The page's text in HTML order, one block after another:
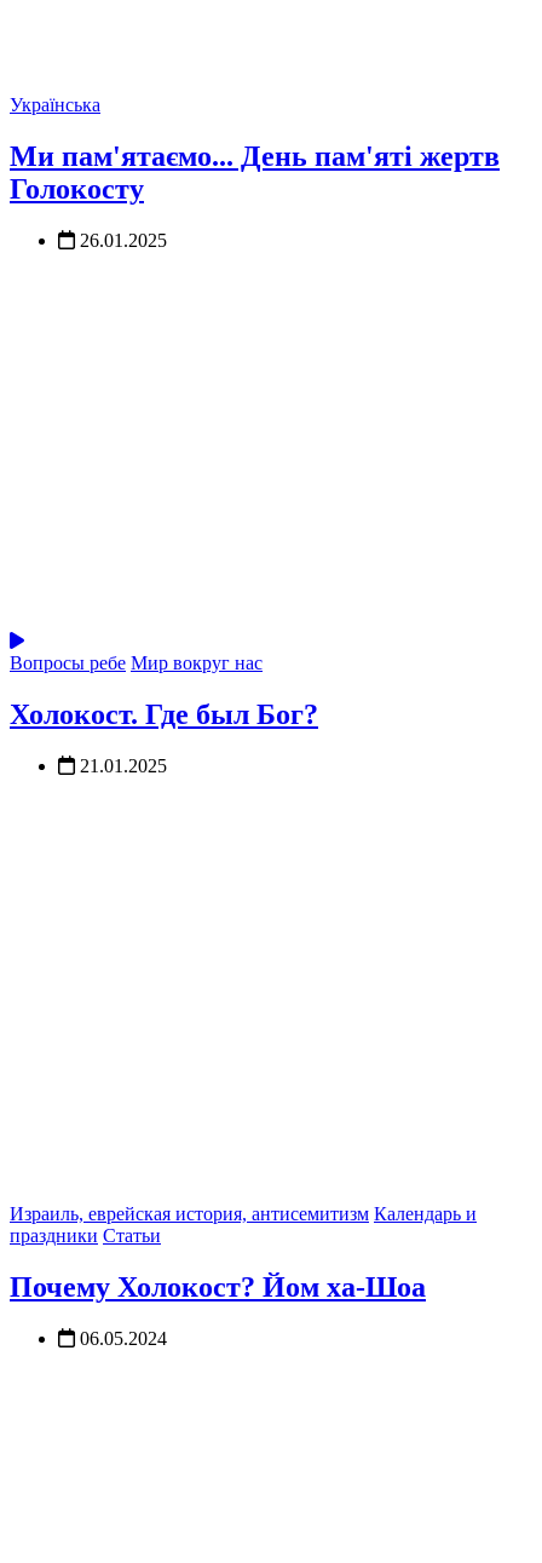
Українська
Ми пам'ятаємо... День пам'яті жертв
Голокосту
26.01.2025
Вопросы ребе Мир вокруг нас
Холокост. Где был Бог?
21.01.2025
Израиль, еврейская история, антисемитизм Календарь и
праздники Статьи
Почему Холокост? Йом ха-Шоа
06.05.2024